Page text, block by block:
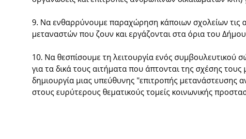
9. Να ενθαρρύνουμε παραχώρηση κάποιων σχολείων τις
μεταναστών που ζουν και εργάζονται στα όρια του
10. Να θεσπίσουμε τη λειτουργία ενός συμβουλευτικού
για τα δικά τους αιτήματα που άπτονται της σχέσης
δημιουργία μιας υπεύθυνης "επιτροπής
στους ευρύτερους θεματικούς τομείς κοινωνικής